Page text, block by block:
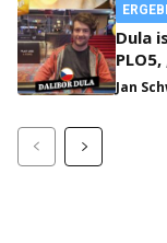
Dula
SHR
Jan